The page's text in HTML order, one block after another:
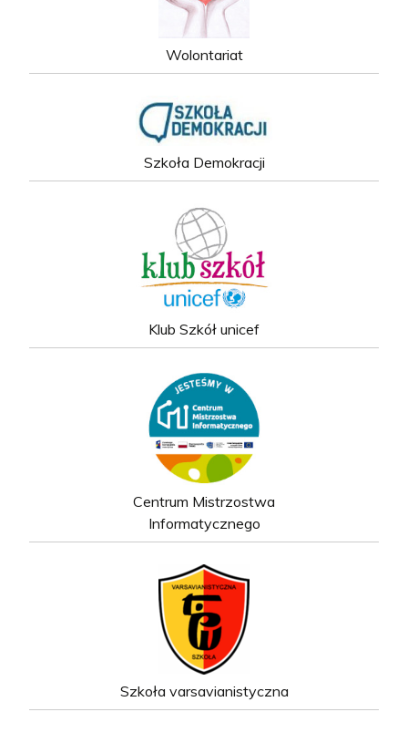
Wolontariat
Szkoła Demokracji
Klub Szkół unicef
Centrum Mistrzostwa
Informatycznego
Szkoła varsavianistyczna